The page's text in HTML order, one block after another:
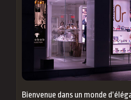
Bienvenue dans un monde